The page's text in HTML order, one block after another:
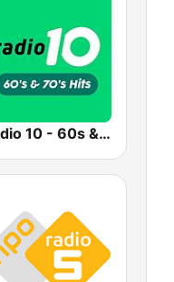
Radio 10 - 60s & 70s Hits